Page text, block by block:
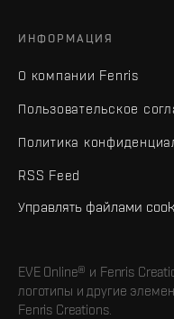
ИНФОРМАЦИЯ
О компании Fenris
Пользовательское
Политика
RSS Feed
Управлять файлами
EVE Online® и Fenris
логотипы и другие
Fenris Creations.